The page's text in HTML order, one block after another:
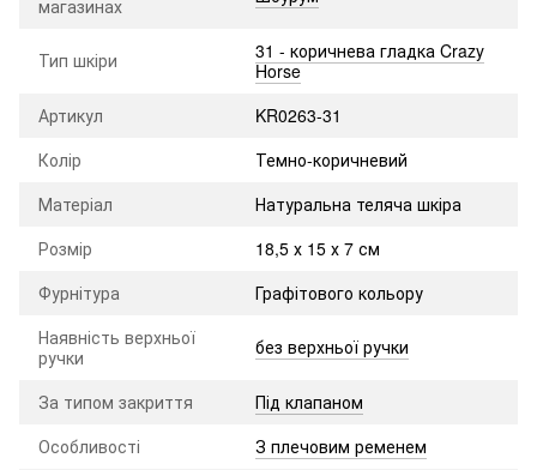
магазинах
Тип шкіри
31 - коричнева гладка Crazy
Horse
Артикул
KR0263-31
Колір
Темно-коричневий
Матеріал
Натуральна теляча шкіра
Розмір
18,5 х 15 х 7 см
Фурнітура
Графітового кольору
Наявність верхньої
ручки
без верхньої ручки
За типом закриття
Під клапаном
Особливості
З плечовим ременем